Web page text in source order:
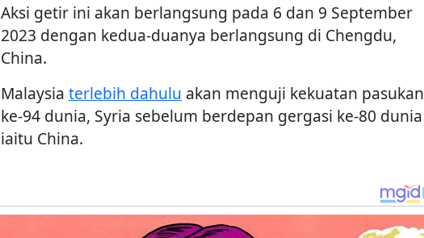
Aksi getir ini akan berlangsung pada 6 dan 9 September
2023 dengan kedua-duanya berlangsung di Chengdu,
China.
Malaysia terlebih dahulu akan menguji kekuatan pasukan
ke-94 dunia, Syria sebelum berdepan gergasi ke-80 dunia
iaitu China.